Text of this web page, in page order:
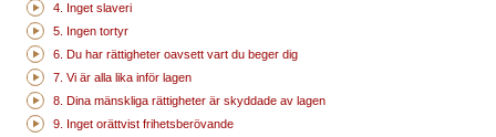
4. Inget slaveri
5. Ingen tortyr
6. Du har rättigheter oavsett vart du beger dig
7. Vi är alla lika inför lagen
8. Dina mänskliga rättigheter är skyddade av lagen
9. Inget orättvist frihetsberövande